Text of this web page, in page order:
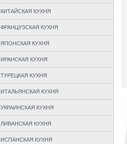
КИТАЙСКАЯ КУХНЯ
ФРАНЦУЗСКАЯ КУХНЯ
ЯПОНСКАЯ КУХНЯ
ИРАНСКАЯ КУХНЯ
ТУРЕЦКАЯ КУХНЯ
ИТАЛЬЯНСКАЯ КУХНЯ
УКРАИНСКАЯ КУХНЯ
ЛИВАНСКАЯ КУХНЯ
ИСПАНСКАЯ КУХНЯ